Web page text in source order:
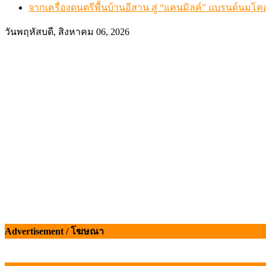
จากเครื่องดนตรีพื้นบ้านอีสาน สู่ “แคนมิลค์” แบรนด์นมโค
วันพฤหัสบดี, สิงหาคม 06, 2026
Advertisement / โฆษณา